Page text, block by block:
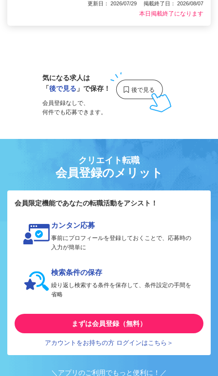
更新日： 2026/07/29 掲載終了日： 2026/08/07
本日掲載終了になります
気になる求人は
「後で見る 」で保存！
会員登録なしで、
何件でも応募できます。
クリエイト転職
会員登録のメリット
会員限定機能であなたの転職活動をアシスト！
カンタン応募
事前にプロフィールを登録しておくことで、応募時の
入力が簡単に
検索条件の保存
繰り返し検索する条件を保存して、条件設定の手間を
省略
まずは会員登録（無料）
アカウントをお持ちの方 ログインはこちら＞
＼アプリのご利用でもっと便利に！／